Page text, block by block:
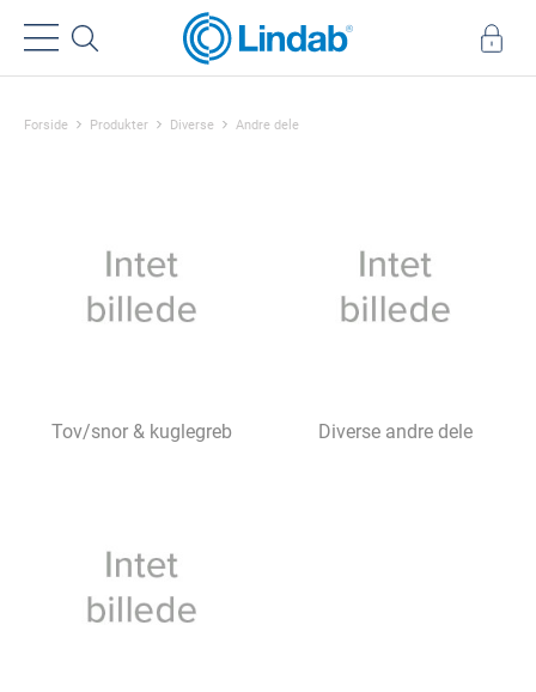
Forside Produkter Diverse Andre dele
Tov/snor & kuglegreb Diverse andre dele